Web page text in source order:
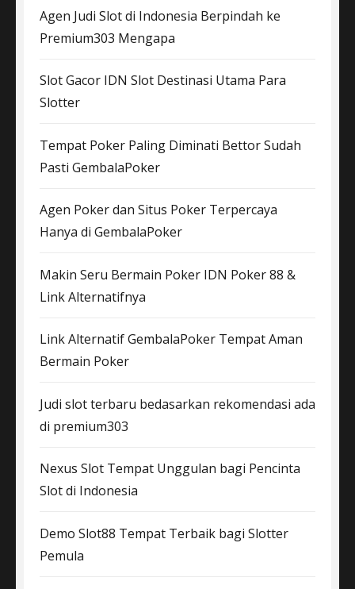
Agen Judi Slot di Indonesia Berpindah ke
Premium303 Mengapa
Slot Gacor IDN Slot Destinasi Utama Para
Slotter
Tempat Poker Paling Diminati Bettor Sudah
Pasti GembalaPoker
Agen Poker dan Situs Poker Terpercaya
Hanya di GembalaPoker
Makin Seru Bermain Poker IDN Poker 88 &
Link Alternatifnya
Link Alternatif GembalaPoker Tempat Aman
Bermain Poker
Judi slot terbaru bedasarkan rekomendasi ada
di premium303
Nexus Slot Tempat Unggulan bagi Pencinta
Slot di Indonesia
Demo Slot88 Tempat Terbaik bagi Slotter
Pemula